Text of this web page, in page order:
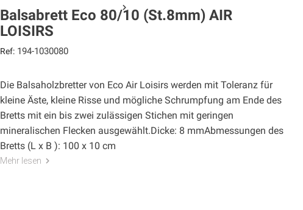
Balsabrett Eco 80/10 (St.8mm) AIR
LOISIRS
Ref: 194-1030080
Die Balsaholzbretter von Eco Air Loisirs werden mit Toleranz für
kleine Äste, kleine Risse und mögliche Schrumpfung am Ende des
Bretts mit ein bis zwei zulässigen Stichen mit geringen
mineralischen Flecken ausgewählt.Dicke: 8 mmAbmessungen des
Bretts (L x B ): 100 x 10 cm
Mehr lesen